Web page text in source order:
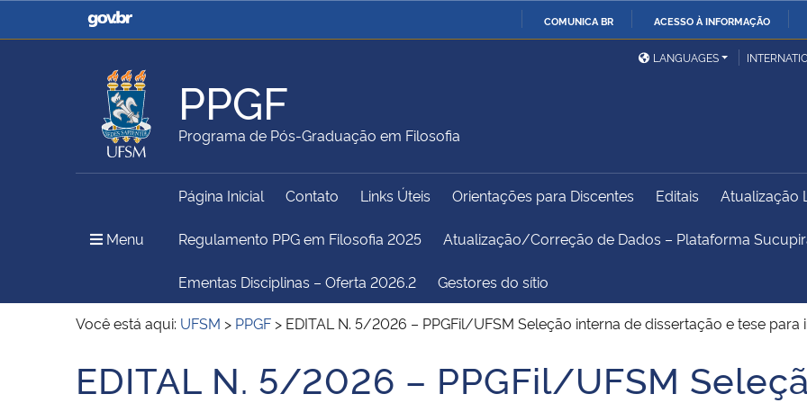
COMUNICA BR ACESSO À INFORMAÇÃO
Casa Civil
Ministério da Justiça e
Ministério da Defesa
Ministério das Relações
Exteriores
Ministério da Agricultura,
Pecuária e Abastecimento
Ministério da Educação
Ministério do Meio Ambiente
Desenvolvimento Regional
União
Secretaria de Governo
Gabinete de Segurança
Institucional
Advocacia-Geral da União Banco Central do Brasil
LANGUAGES
PPGF
Programa de Pós-Graduação em Filosofia
Menu Menu Principal do Sítio
Página Inicial Contato Links Úteis Orientações para Discentes Editais Atualização
Regulamento PPG em Filosofia 2025 Atualização/Correção de Dados – Plataforma
Ementas Disciplinas – Oferta 2026.2 Gestores do sítio
Você está aqui: UFSM > PPGF > EDITAL N. 5/2026 – PPGFil/UFSM Seleção interna de dissertação e tese
Início do conteúdo
EDITAL N. 5/2026 – PPGFil/UFSM